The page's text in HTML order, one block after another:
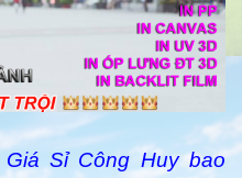
Sỉ Công Huy bao